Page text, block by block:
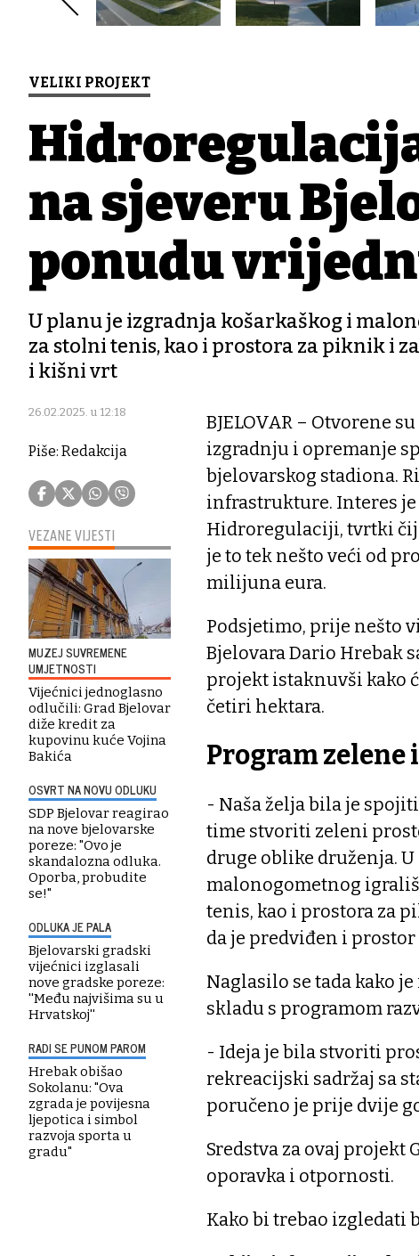
VELIKI PROJEKT
na sjeveru
ponudu
U planu je izgradnja košarkaškog i
za stolni tenis, kao i prostora za piknik i
i kišni vrt
26.02.2025. u 12:18
Piše: Redakcija
VEZANE VIJESTI
MUZEJ SUVREMENE
UMJETNOSTI
Vijećnici jednoglasno
odlučili: Grad Bjelovar
diže kredit za
kupovinu kuće Vojina
Bakića
OSVRT NA NOVU ODLUKU
SDP Bjelovar reagirao
na nove bjelovarske
poreze: "Ovo je
skandalozna odluka.
Oporba, probudite
se!"
ODLUKA JE PALA
Bjelovarski gradski
vijećnici izglasali
nove gradske poreze:
''Među najvišima su u
Hrvatskoj''
RADI SE PUNOM PAROM
Hrebak obišao
Sokolanu: "Ova
zgrada je povijesna
ljepotica i simbol
razvoja sporta u
gradu"
BJELOVAR – Otvorene
izgradnju i opremanje
bjelovarskog stadiona.
infrastrukture. Interes je
Hidroregulaciji, tvrtki
je to tek nešto veći od
milijuna eura.
Podsjetimo, prije nešto
Bjelovara Dario Hrebak
projekt istaknuvši kako
četiri hektara.
Program
- Naša želja bila je
time stvoriti zeleni
druge oblike druženja.
malonogometnog
tenis, kao i prostora za
da je predviđen i
Naglasilo se tada kako
skladu s programom
- Ideja je bila stvoriti
rekreacijski sadržaj sa
poručeno je prije dvije
Sredstva za ovaj projekt
oporavka i otpornosti.
Kako bi trebao izgledati